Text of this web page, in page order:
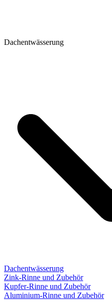
Dachentwässerung
Dachentwässerung
Zink-Rinne und Zubehör
Kupfer-Rinne und Zubehör
Aluminium-Rinne und Zubehör